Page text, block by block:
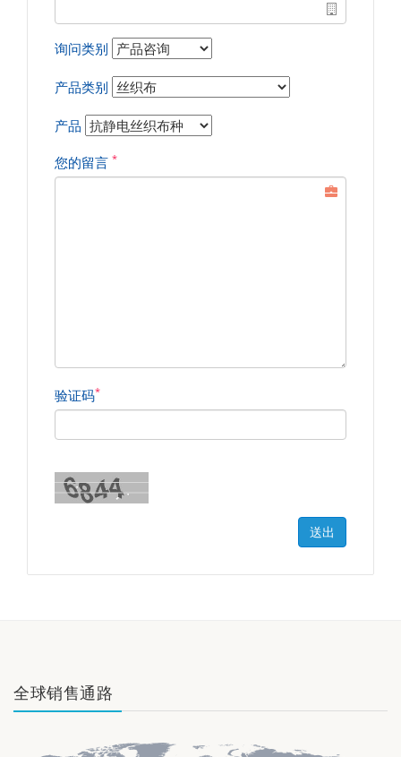
询问类别
产品类别
产品
您的留言 *
验证码*
送出
全球销售通路